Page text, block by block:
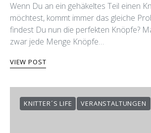
Wenn Du an ein gehäkeltes Teil einen
möchtest, kommt immer das gleiche
findest Du nun die perfekten Knöpfe?
zwar jede Menge Knöpfe…
VIEW POST
KNITTER´S LIFE VERANSTALTUNGEN